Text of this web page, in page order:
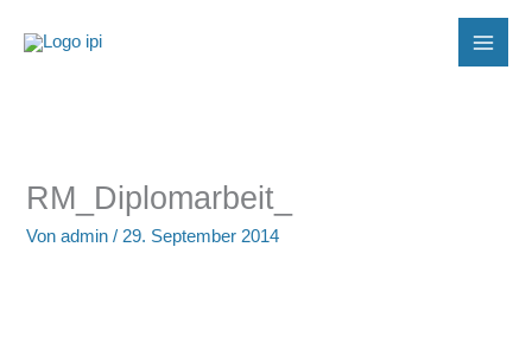
Inhalt
RM_Diplomarbeit_
Vonadmin/ 29. September 2014